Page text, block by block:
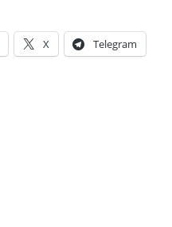
X Telegram